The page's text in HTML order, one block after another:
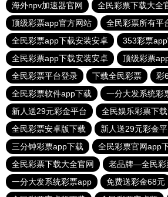
海外npv加速器官网
全民彩票下载大全
顶级彩票app官方网站
全民彩票所有平
全民彩票app下载安装安卓
353彩票
全民彩票app下载安装安卓
顶级彩票
全民彩票平台登录
下载全民彩票
彩
全民彩票软件app下载
一分大发系统彩
新人送29元彩金平台
全民娱乐彩票下
全民彩票安卓版下载
新人送29元彩金
三分钟彩票app下载
全民彩票官网app
全民彩票下载大全官网
老品牌—全民彩
一分大发系统彩票app
免费送彩金68元